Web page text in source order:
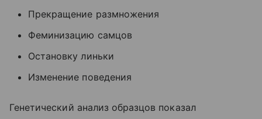
Прекращение размножения
Феминизацию самцов
Остановку линьки
Изменение поведения
Генетический анализ образцов показал